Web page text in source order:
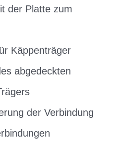
der Platte zum
Käppenträger
abgedeckten
der Verbindung